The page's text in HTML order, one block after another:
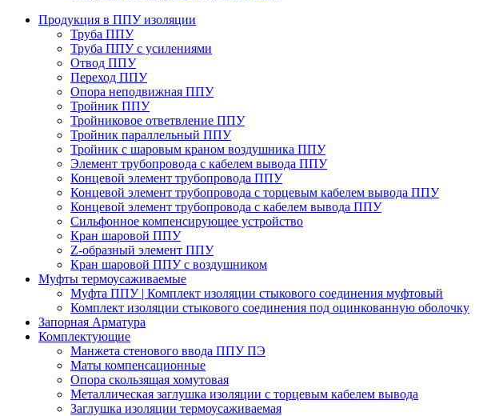
Продукция в ППУ изоляции
Труба ППУ
Труба ППУ с усилениями
Отвод ППУ
Переход ППУ
Опора неподвижная ППУ
Тройник ППУ
Тройниковое ответвление ППУ
Тройник параллельный ППУ
Тройник с шаровым краном воздушника ППУ
Элемент трубопровода с кабелем вывода ППУ
Концевой элемент трубопровода ППУ
Концевой элемент трубопровода с торцевым кабелем вывода ППУ
Концевой элемент трубопровода с кабелем вывода ППУ
Сильфонное компенсирующее устройство
Кран шаровой ППУ
Z-образный элемент ППУ
Кран шаровой ППУ с воздушником
Муфты термоусаживаемые
Муфта ППУ | Комплект изоляции стыкового соединения муфтовый
Комплект изоляции стыкового соединения под оцинкованную оболочку
Запорная Арматура
Комплектующие
Манжета стенового ввода ППУ ПЭ
Маты компенсационные
Опора скользящая хомутовая
Металлическая заглушка изоляции с торцевым кабелем вывода
Заглушка изоляции термоусаживаемая